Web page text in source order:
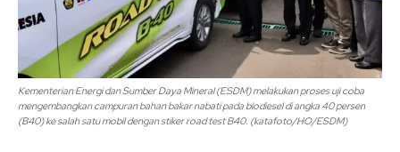
Kementerian Energi dan Sumber Daya Mineral (ESDM) melakukan proses uji coba
mengembangkan campuran bahan bakar nabati pada biodiesel di angka 40 persen
(B40) ke salah satu mobil dengan stiker road test B40. (katafoto/HO/ESDM)